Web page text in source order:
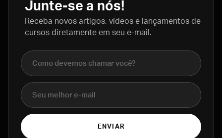
Junte-se a nós!
Receba novos artigos, vídeos e lançamentos de
cursos diretamente em seu e-mail.
Nome completo
E-mail
ENVIAR